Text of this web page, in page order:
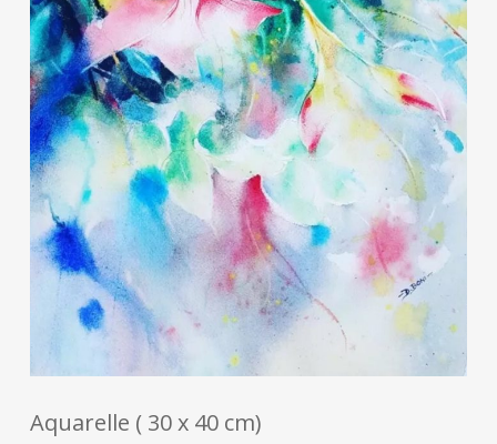
Aquarelle ( 30 x 40 cm)